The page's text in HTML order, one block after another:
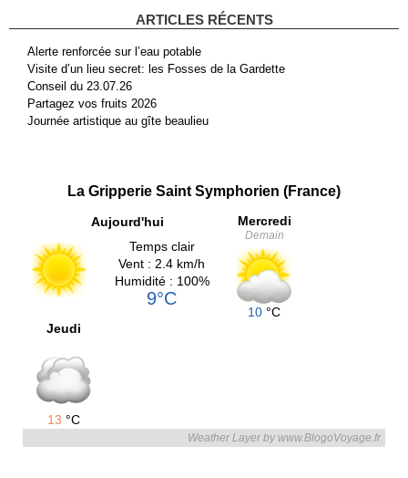
ARTICLES RÉCENTS
Alerte renforcée sur l’eau potable
Visite d’un lieu secret: les Fosses de la Gardette
Conseil du 23.07.26
Partagez vos fruits 2026
Journée artistique au gîte beaulieu
La Gripperie Saint Symphorien (France)
Aujourd'hui
Temps clair
Vent : 2.4 km/h
Humidité : 100%
9°C
Mercredi
Demain
10 °C
Jeudi
13 °C
Weather Layer by www.BlogoVoyage.fr